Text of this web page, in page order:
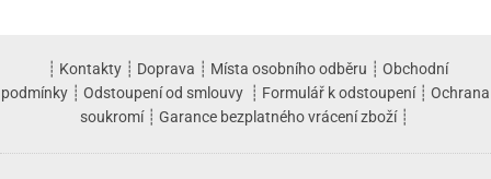
┊ Kontakty┊ Doprava ┊ Místa osobního odběru ┊ Obchodní
podmínky ┊ Odstoupení od smlouvy ┊ Formulář k odstoupení┊ Ochrana
soukromí┊ Garance bezplatného vrácení zboží┊